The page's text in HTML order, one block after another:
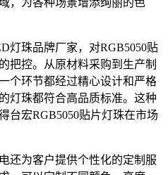
灯珠品牌厂家，对RGB5050贴
把控。从原材料采购到生产制
个环节都经过精心设计和严格
灯珠都符合高品质标准。这种
台宏RGB5050贴片灯珠在市场
还为客户提供个性化的定制服